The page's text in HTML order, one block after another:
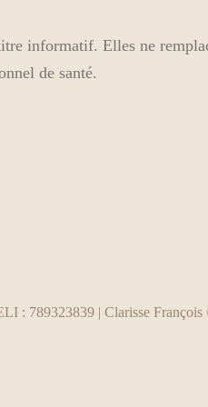
informatif. Elles ne
de santé.
: 789323839 | Clarisse François